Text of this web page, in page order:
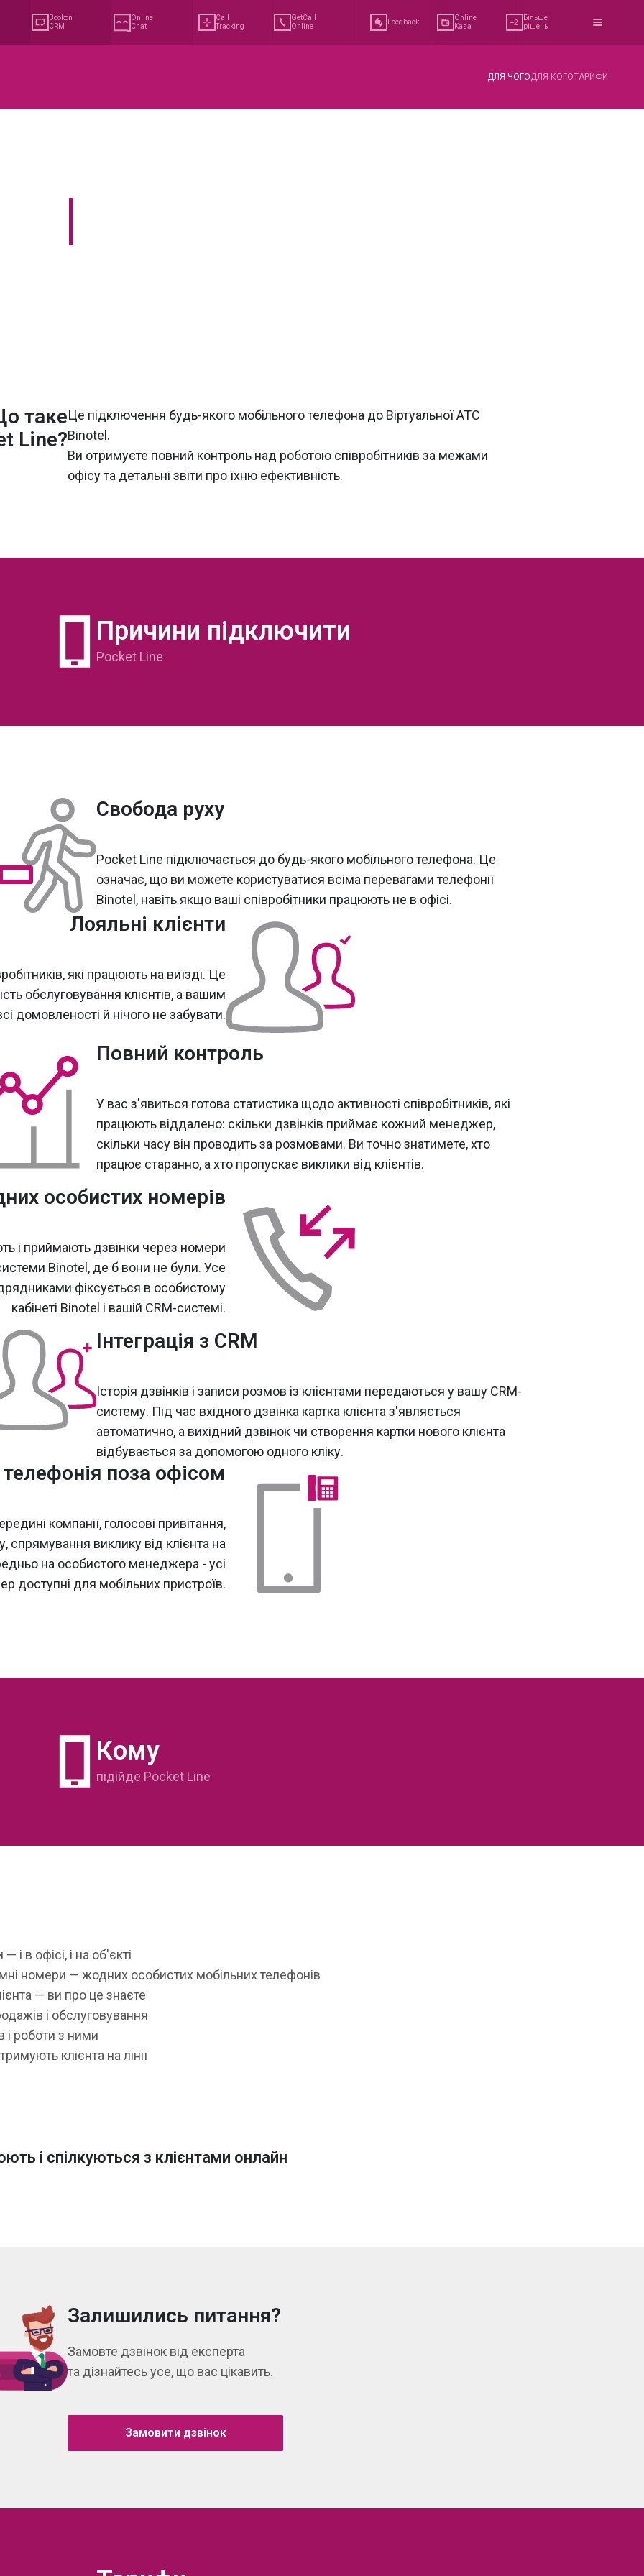
Bookon
CRM
Online
Chat
Call
Tracking
GetCall
Online
Feedback
Online
Kasa
+2
Більше
рішень
ДЛЯ ЧОГО ДЛЯ КОГОТАРИФИ
таке
Line?
Це підключення будь-якого мобільного телефона до Віртуальної АТС
Binotel.
Ви отримуєте повний контроль над роботою співробітників за межами
офісу та детальні звіти про їхню ефективність.
Причини підключити
Pocket Line
Свобода руху
Pocket Line підключається до будь-якого мобільного телефона. Це
означає, що ви можете користуватися всіма перевагами телефонії
Binotel, навіть якщо ваші співробітники працюють не в офісі.
Лояльні клієнти
які працюють на виїзді. Це
обслуговування клієнтів, а вашим
домовленості й нічого не забувати.
Повний контроль
У вас з'явиться готова статистика щодо активності співробітників, які
працюють віддалено: скільки дзвінків приймає кожний менеджер,
скільки часу він проводить за розмовами. Ви точно знатимете, хто
працює старанно, а хто пропускає виклики від клієнтів.
особистих номерів
і приймають дзвінки через номери
Binotel, де б вони не були. Усе
фіксується в особистому
кабінеті Binotel і вашій CRM-системі.
Інтеграція з CRM
Історія дзвінків і записи розмов із клієнтами передаються у вашу CRM-
систему. Під час вхідного дзвінка картка клієнта з'являється
автоматично, а вихідний дзвінок чи створення картки нового клієнта
відбувається за допомогою одного кліку.
поза офісом
компанії, голосові привітання,
спрямування виклику від клієнта на
на особистого менеджера - усі
доступні для мобільних пристроїв.
Кому
підійде Pocket Line
в офісі, і на об'єкті
номери — жодних особистих мобільних телефонів
— ви про це знаєте
і обслуговування
і роботи з ними
клієнта на лінії
і спілкуються з клієнтами онлайн
Залишились питання?
Замовте дзвінок від експерта
та дізнайтесь усе, що вас цікавить.
Замовити дзвінок